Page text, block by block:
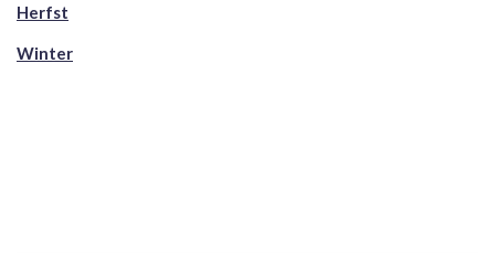
Herfst
Winter